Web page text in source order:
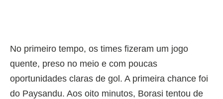
No primeiro tempo, os times fizeram um jogo
quente, preso no meio e com poucas
oportunidades claras de gol. A primeira chance foi
do Paysandu. Aos oito minutos, Borasi tentou de